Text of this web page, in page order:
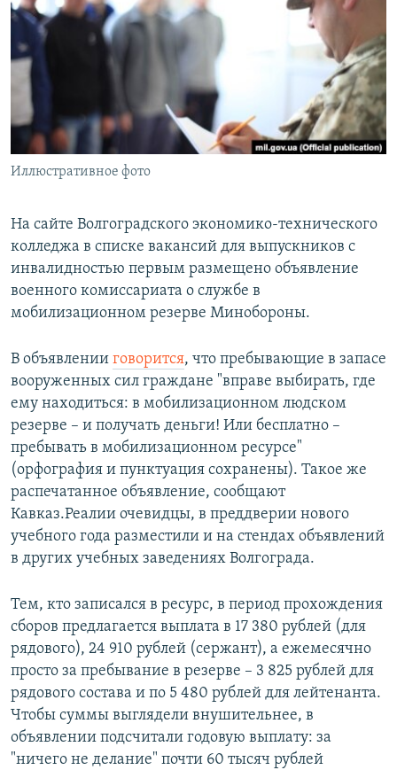
РАСПИСАНИЕ ВЕЩАНИЯ
ПОДПИШИТЕСЬ НА РАССЫЛКУ
СОЦИАЛЬНЫЕ СЕТИ
Все сайты РСЕ/РС
Иллюстративное фото
На сайте Волгоградского экономико-технического
колледжа в списке вакансий для выпускников с
инвалидностью первым размещено объявление
военного комиссариата о службе в
мобилизационном резерве Минобороны.
В объявлении говорится, что пребывающие в запасе
вооруженных сил граждане "вправе выбирать, где
ему находиться: в мобилизационном людском
резерве – и получать деньги! Или бесплатно –
пребывать в мобилизационном ресурсе"
(орфография и пунктуация сохранены). Такое же
распечатанное объявление, сообщают
Кавказ.Реалии очевидцы, в преддверии нового
учебного года разместили и на стендах объявлений
в других учебных заведениях Волгограда.
Тем, кто записался в ресурс, в период прохождения
сборов предлагается выплата в 17 380 рублей (для
рядового), 24 910 рублей (сержант), а ежемесячно
просто за пребывание в резерве – 3 825 рублей для
рядового состава и по 5 480 рублей для лейтенанта.
Чтобы суммы выглядели внушительнее, в
объявлении подсчитали годовую выплату: за
"ничего не делание" почти 60 тысяч рублей